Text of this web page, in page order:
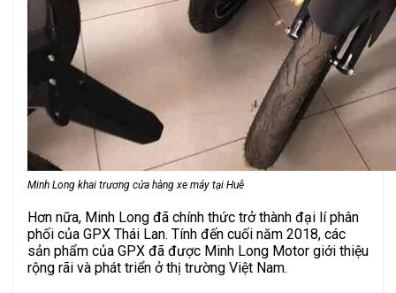
Minh Long khai trương cửa hàng xe máy tại Huê
Hơn nữa, Minh Long đã chính thức trở thành đại lí phân
phối của GPX Thái Lan. Tính đến cuối năm 2018, các
sản phẩm của GPX đã được Minh Long Motor giới thiệu
rộng rãi và phát triển ở thị trường Việt Nam.